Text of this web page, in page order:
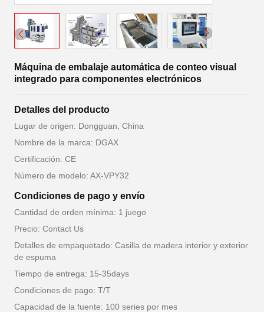
Máquina de embalaje automática de conteo visual
integrado para componentes electrónicos
Detalles del producto
Lugar de origen: Dongguan, China
Nombre de la marca: DGAX
Certificación: CE
Número de modelo: AX-VPY32
Condiciones de pago y envío
Cantidad de orden mínima: 1 juego
Precio: Contact Us
Detalles de empaquetado: Casilla de madera interior y exterior
de espuma
Tiempo de entrega: 15-35days
Condiciones de pago: T/T
Capacidad de la fuente: 100 series por mes